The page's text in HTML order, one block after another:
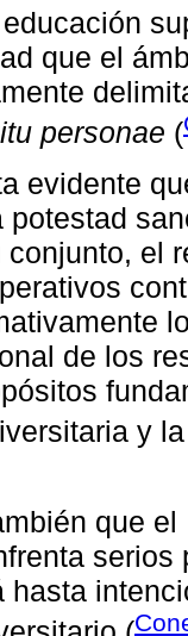
que el
personae (
evidente
potestad
el
de los
y
que
hasta